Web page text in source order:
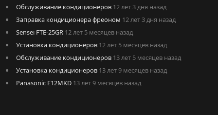
Обслуживание кондиционеров 12 лет 3 дня назад
Заправка кондиционера фреоном 12 лет 3 дня назад
Sensei FTE-25GR 12 лет 5 месяцев назад
Установка кондиционеров 12 лет 5 месяцев назад
Обслуживание кондиционеров 13 лет 5 месяцев назад
Установка кондиционеров 13 лет 9 месяцев назад
Panasonic E12MKD 13 лет 9 месяцев назад